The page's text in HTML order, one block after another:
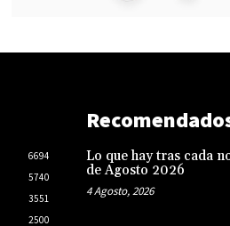
6694
5740
3551
2500
Lo que hay tras cada
de Agosto 2026
4 Agosto, 2026